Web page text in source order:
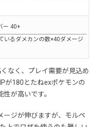
ー 40+
いるダメカンの数×40ダメージ
なく、プレイ需要が見込め
が180とたねexポケモンの
が高いです。
ージが伸びますが、モルペ